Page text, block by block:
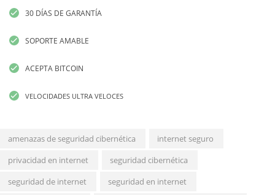
30 DÍAS DE GARANTÍA
SOPORTE AMABLE
ACEPTA BITCOIN
VELOCIDADES ULTRA VELOCES
amenazas de seguridad cibernética
internet seguro
privacidad en internet
seguridad cibernética
seguridad de internet
seguridad en internet